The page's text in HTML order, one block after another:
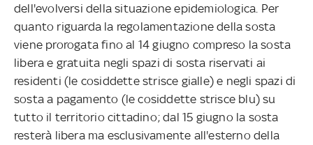
dell'evolversi della situazione epidemiologica. Per
quanto riguarda la regolamentazione della sosta
viene prorogata fino al 14 giugno compreso la sosta
libera e gratuita negli spazi di sosta riservati ai
residenti (le cosiddette strisce gialle) e negli spazi di
sosta a pagamento (le cosiddette strisce blu) su
tutto il territorio cittadino; dal 15 giugno la sosta
resterà libera ma esclusivamente all'esterno della